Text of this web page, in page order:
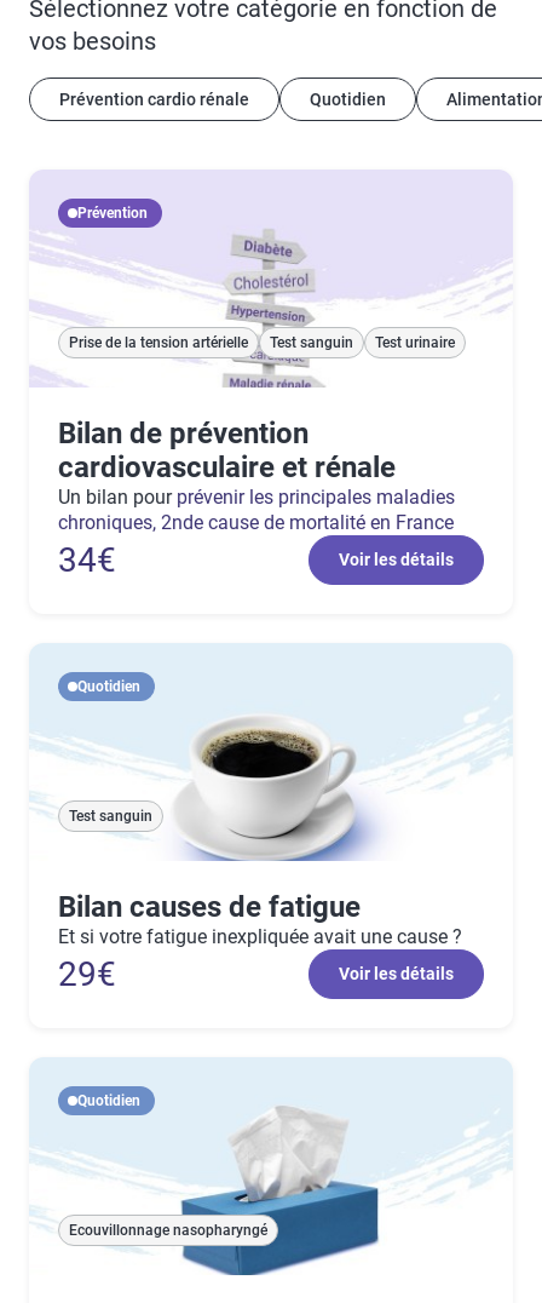
Sélectionnez votre catégorie en fonction de
vos besoins
Titre filtre
Prévention cardio rénale Titre filtre
Quotidien Titre filtre
Prévention
Prise de la tension artérielle Test sanguin Test urinaire
Bilan de prévention
cardiovasculaire et rénale
Un bilan pour prévenir les principales maladies
chroniques, 2nde cause de mortalité en France
34€ Voir les détails
Quotidien
Test sanguin
Bilan causes de fatigue
Et si votre fatigue inexpliquée avait une cause ?
29€ Voir les détails
Quotidien
Ecouvillonnage nasopharyngé